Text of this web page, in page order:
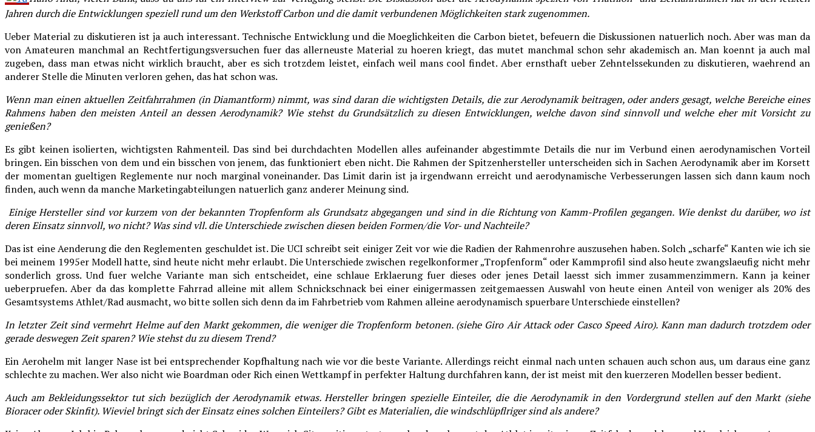
Jahren durch die Entwicklungen speziell rund um den Werkstoff Carbon und die damit verbundenen Möglichkeiten stark zugenommen.
Ueber Material zu diskutieren ist ja auch interessant. Technische Entwicklung und die Moeglichkeiten die Carbon bietet, befeuern die Diskussionen natuerlich noch. Aber was man da
von Amateuren manchmal an Rechtfertigungsversuchen fuer das allerneuste Material zu hoeren kriegt, das mutet manchmal schon sehr akademisch an. Man koennt ja auch mal
zugeben, dass man etwas nicht wirklich braucht, aber es sich trotzdem leistet, einfach weil mans cool findet. Aber ernsthaft ueber Zehntelssekunden zu diskutieren, waehrend an
anderer Stelle die Minuten verloren gehen, das hat schon was.
Wenn man einen aktuellen Zeitfahrrahmen (in Diamantform) nimmt, was sind daran die wichtigsten Details, die zur Aerodynamik beitragen, oder anders gesagt, welche Bereiche eines
Rahmens haben den meisten Anteil an dessen Aerodynamik? Wie stehst du Grundsätzlich zu diesen Entwicklungen, welche davon sind sinnvoll und welche eher mit Vorsicht zu
genießen?
Es gibt keinen isolierten, wichtigsten Rahmenteil. Das sind bei durchdachten Modellen alles aufeinander abgestimmte Details die nur im Verbund einen aerodynamischen Vorteil
bringen. Ein bisschen von dem und ein bisschen von jenem, das funktioniert eben nicht. Die Rahmen der Spitzenhersteller unterscheiden sich in Sachen Aerodynamik aber im Korsett
der momentan gueltigen Reglemente nur noch marginal voneinander. Das Limit darin ist ja irgendwann erreicht und aerodynamische Verbesserungen lassen sich dann kaum noch
finden, auch wenn da manche Marketingabteilungen natuerlich ganz anderer Meinung sind.
Einige Hersteller sind vor kurzem von der bekannten Tropfenform als Grundsatz abgegangen und sind in die Richtung von Kamm-Profilen gegangen. Wie denkst du darüber, wo ist
deren Einsatz sinnvoll, wo nicht? Was sind vll. die Unterschiede zwischen diesen beiden Formen/die Vor- und Nachteile?
Das ist eine Aenderung die den Reglementen geschuldet ist. Die UCI schreibt seit einiger Zeit vor wie die Radien der Rahmenrohre auszusehen haben. Solch „scharfe“ Kanten wie ich sie
bei meinem 1995er Modell hatte, sind heute nicht mehr erlaubt. Die Unterschiede zwischen regelkonformer „Tropfenform“ oder Kammprofil sind also heute zwangslaeufig nicht mehr
sonderlich gross. Und fuer welche Variante man sich entscheidet, eine schlaue Erklaerung fuer dieses oder jenes Detail laesst sich immer zusammenzimmern. Kann ja keiner
ueberpruefen. Aber da das komplette Fahrrad alleine mit allem Schnickschnack bei einer einigermassen zeitgemaessen Auswahl von heute einen Anteil von weniger als 20% des
Gesamtsystems Athlet/Rad ausmacht, wo bitte sollen sich denn da im Fahrbetrieb vom Rahmen alleine aerodynamisch spuerbare Unterschiede einstellen?
In letzter Zeit sind vermehrt Helme auf den Markt gekommen, die weniger die Tropfenform betonen. (siehe Giro Air Attack oder Casco Speed Airo). Kann man dadurch trotzdem oder
gerade deswegen Zeit sparen? Wie stehst du zu diesem Trend?
Ein Aerohelm mit langer Nase ist bei entsprechender Kopfhaltung nach wie vor die beste Variante. Allerdings reicht einmal nach unten schauen auch schon aus, um daraus eine ganz
schlechte zu machen. Wer also nicht wie Boardman oder Rich einen Wettkampf in perfekter Haltung durchfahren kann, der ist meist mit den kuerzeren Modellen besser bedient.
Auch am Bekleidungssektor tut sich bezüglich der Aerodynamik etwas. Hersteller bringen spezielle Einteiler, die die Aerodynamik in den Vordergrund stellen auf den Markt (siehe
Bioracer oder Skinfit). Wieviel bringt sich der Einsatz eines solchen Einteilers? Gibt es Materialien, die windschlüpflriger sind als andere?